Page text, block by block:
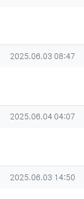
작성일
2025.06.03 08:47
작성일
2025.06.04 04:07
작성일
2025.06.03 14:50